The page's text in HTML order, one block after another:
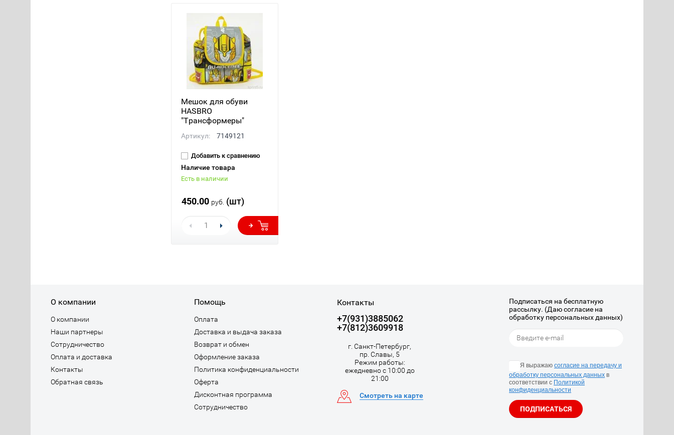
Мешок для обуви
HASBRO
"Трансформеры"
Артикул: 7149121
Добавить к сравнению
Наличие товара
Есть в наличии
450.00 руб. (шт)
О компании
О компании
Наши партнеры
Сотрудничество
Оплата и доставка
Контакты
Обратная связь
Помощь
Оплата
Доставка и выдача заказа
Возврат и обмен
Оформление заказа
Политика конфиденциальности
Оферта
Дисконтная программа
Сотрудничество
Контакты
+7(931)3885062
+7(812)3609918
г. Санкт-Петербург,
пр. Славы, 5
Режим работы:
ежедневно с 10:00 до
21:00
Смотреть на карте
Подписаться на бесплатную
рассылку. (Даю согласие на
обработку персональных данных)
Я выражаю согласие на передачу и
обработку персональных данных в
соответствии с Политикой
конфиденциальности
ПОДПИСАТЬСЯ